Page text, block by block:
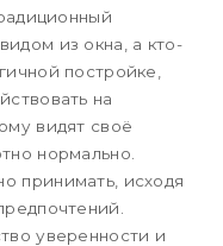
из окна, а кто-
постройке,
на
видят своё
нормально.
принимать, исходя
уверенности и